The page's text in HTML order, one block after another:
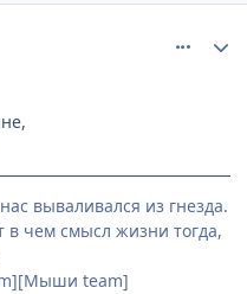
вываливался из гнезда.
в чем смысл жизни тогда,
team]